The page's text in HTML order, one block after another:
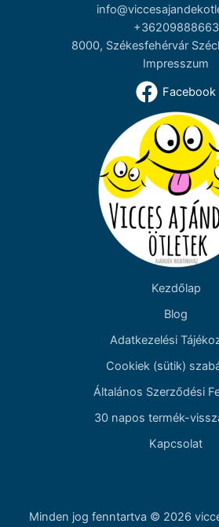
+36209888663
8000, Székesfehérvár
Impresszum
Facebook
Kezdőlap
Blog
Adatkezelési
Cookiek (sütik)
Általános Szerződési
30 napos termék-
Kapcsolat
Minden jog fenntartva © 2026